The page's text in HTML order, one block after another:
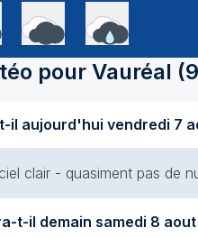
pour Vauréal (
Quel
clair - quasiment pas de
Quel temps fera-t-